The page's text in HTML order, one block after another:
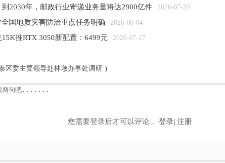
到2030年，邮政行业寄递业务量将达2900亿件 2026-07-29
全国地质灾害防治重点任务明确 2026-08-04
推RTX 3050新配置：6499元 2026-07-27
区委主要领导赴林墩办事处调研 )
您需要登录后才可以评论， 登录| 注册